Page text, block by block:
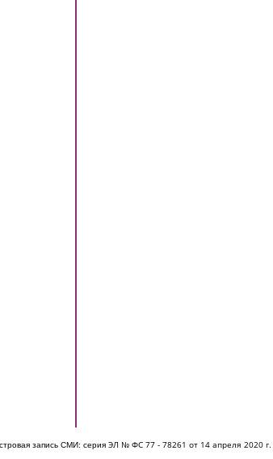
запись СМИ: серия ЭЛ № ФС 77 - 78261 от 14 апреля 2020 г.